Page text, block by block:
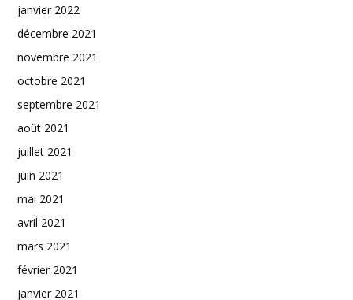
janvier 2022
décembre 2021
novembre 2021
octobre 2021
septembre 2021
août 2021
juillet 2021
juin 2021
mai 2021
avril 2021
mars 2021
février 2021
janvier 2021